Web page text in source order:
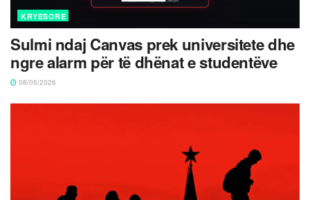
KRYESORE
Sulmi ndaj Canvas prek universitete dhe
ngre alarm për të dhënat e studentëve
08/05/2026